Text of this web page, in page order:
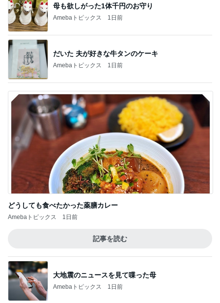
母も欲しがった1体千円のお守り
Amebaトピックス 1日前
だいた 夫が好きな牛タンのケーキ
Amebaトピックス 1日前
どうしても食べたかった薬膳カレー
Amebaトピックス 1日前
記事を読む
大地震のニュースを見て喋った母
Amebaトピックス 1日前